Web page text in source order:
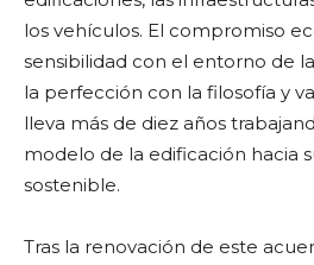
los vehículos. El compromiso
sensibilidad con el entorno de
la perfección con la filosofía y
lleva más de diez años
modelo de la edificación hacia
sostenible.
Tras la renovación de este